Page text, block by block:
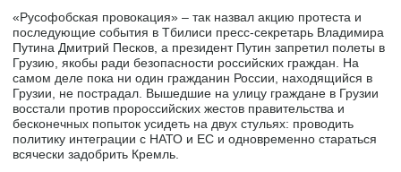
«Русофобская провокация» – так назвал акцию протеста и
последующие события в Тбилиси пресс-секретарь Владимира
Путина Дмитрий Песков, а президент Путин запретил полеты в
Грузию, якобы ради безопасности российских граждан. На
самом деле пока ни один гражданин России, находящийся в
Грузии, не пострадал. Вышедшие на улицу граждане в Грузии
восстали против пророссийских жестов правительства и
бесконечных попыток усидеть на двух стульях: проводить
политику интеграции с НАТО и ЕС и одновременно стараться
всячески задобрить Кремль.